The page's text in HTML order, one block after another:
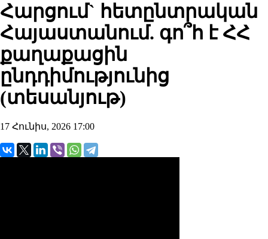
Հարցում` հետընտրական
Հայաստանում. գո՞հ է ՀՀ
քաղաքացին
ընդդիմությունից
(տեսանյութ)
17 Հունիս, 2026 17:00